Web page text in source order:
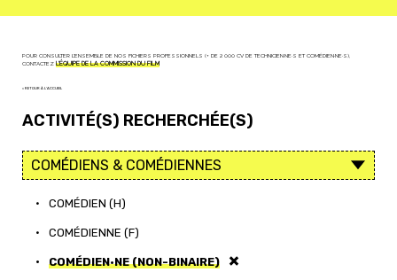
POUR CONSULTER L'ENSEMBLE DE NOS FICHIERS PROFESSIONNELS (+ DE 2 000 CV DE TECHNICIEN·NE·S ET COMÉDIEN·NE·S),
CONTACTEZ L'ÉQUIPE DE LA COMMISSION DU FILM
< RETOUR À L'ACCUEIL
ACTIVITÉ(S) RECHERCHÉE(S)
• COMÉDIEN (H)
• COMÉDIENNE (F)
• COMÉDIEN·NE (NON-BINAIRE)